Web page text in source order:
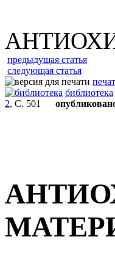
предыдущая статья
следующая статья
библиотека
2, С. 501